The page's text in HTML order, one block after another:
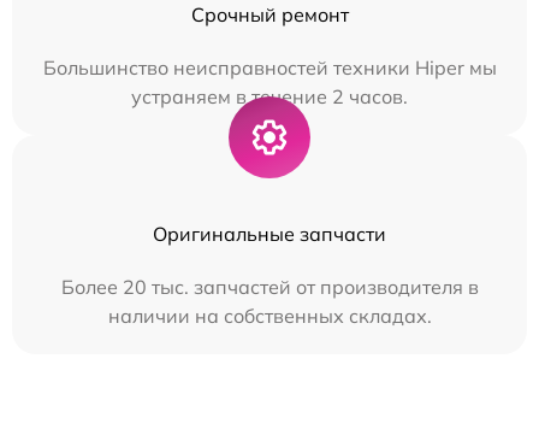
Срочный ремонт
Большинство неисправностей техники Hiper мы
устраняем в течение 2 часов.
Оригинальные запчасти
Более 20 тыс. запчастей от производителя в
наличии на собственных складах.